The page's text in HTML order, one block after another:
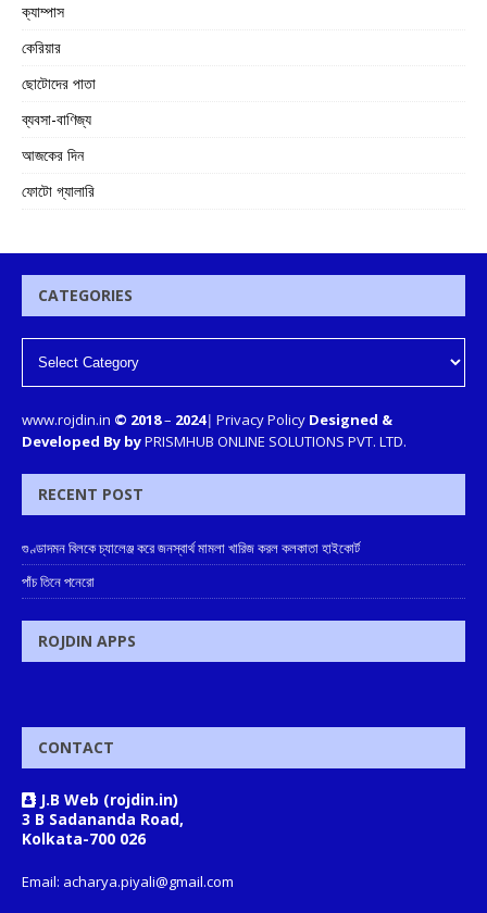
ক্যাম্পাস
কেরিয়ার
ছোটোদের পাতা
ব্যবসা-বাণিজ্য
আজকের দিন
ফোটো গ্যালারি
CATEGORIES
www.rojdin.in © 2018– 2024| Privacy Policy Designed &
Developed By byPRISMHUB ONLINE SOLUTIONS PVT. LTD.
RECENT POST
গুণ্ডাদমন বিলকে চ্যালেঞ্জ করে জনস্বার্থ মামলা খারিজ করল কলকাতা হাইকোর্ট
পাঁচ তিনে পনেরো
ROJDIN APPS
CONTACT
J.B Web (rojdin.in)
3 B Sadananda Road,
Kolkata-700 026
Email: acharya.piyali@gmail.com